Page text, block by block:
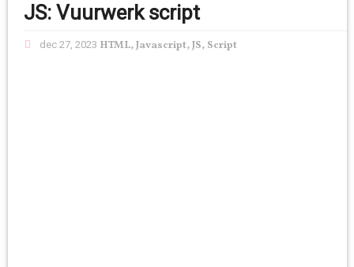
JS: Vuurwerk script
dec 27, 2023 HTML,Javascript,JS, Script